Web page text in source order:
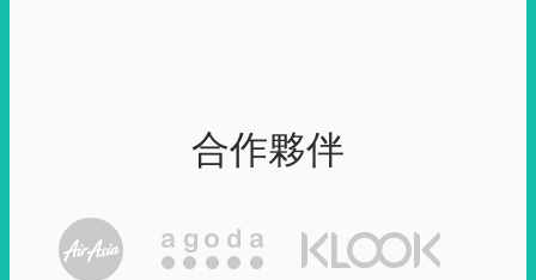
合作夥伴